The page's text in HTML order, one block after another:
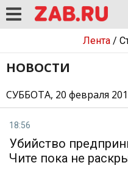
Лента/
НОВОСТИ
СУББОТА, 20 февраля
18:56
Убийство
Чите пока не